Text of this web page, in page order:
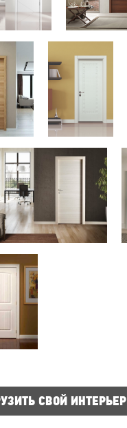
СВОЙ ИНТЕРЬЕР